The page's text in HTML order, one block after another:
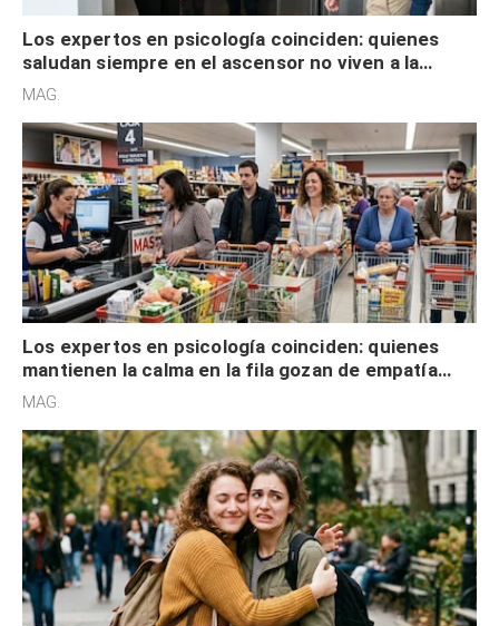
Los expertos en psicología coinciden: quienes
saludan siempre en el ascensor no viven a la
defensiva y tienen apertura social
MAG.
Los expertos en psicología coinciden: quienes
mantienen la calma en la fila gozan de empatía
cognitiva, gratitud y no solo tienen autocontrol
MAG.